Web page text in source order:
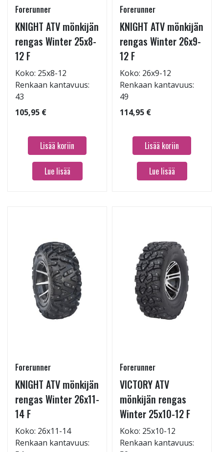
Forerunner
KNIGHT ATV mönkijän
rengas Winter 25x8-
12 F
Koko: 25x8-12
Renkaan kantavuus:
43
105,95 €
Lisää koriin
Lue lisää
Forerunner
KNIGHT ATV mönkijän
rengas Winter 26x9-
12 F
Koko: 26x9-12
Renkaan kantavuus:
49
114,95 €
Lisää koriin
Lue lisää
Forerunner
KNIGHT ATV mönkijän
rengas Winter 26x11-
14 F
Koko: 26x11-14
Renkaan kantavuus:
Forerunner
VICTORY ATV
mönkijän rengas
Winter 25x10-12 F
Koko: 25x10-12
Renkaan kantavuus: